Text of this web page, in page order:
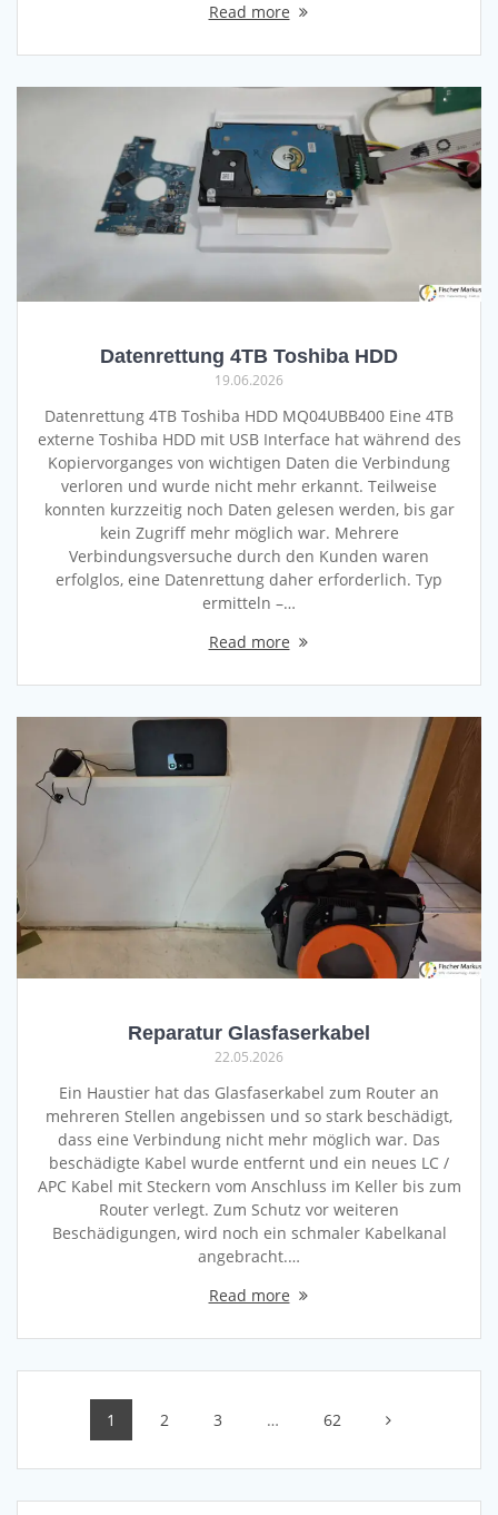
Read more
Datenrettung 4TB Toshiba HDD
19.06.2026
Datenrettung 4TB Toshiba HDD MQ04UBB400 Eine 4TB
externe Toshiba HDD mit USB Interface hat während des
Kopiervorganges von wichtigen Daten die Verbindung
verloren und wurde nicht mehr erkannt. Teilweise
konnten kurzzeitig noch Daten gelesen werden, bis gar
kein Zugriff mehr möglich war. Mehrere
Verbindungsversuche durch den Kunden waren
erfolglos, eine Datenrettung daher erforderlich. Typ
ermitteln –…
Read more
Reparatur Glasfaserkabel
22.05.2026
Ein Haustier hat das Glasfaserkabel zum Router an
mehreren Stellen angebissen und so stark beschädigt,
dass eine Verbindung nicht mehr möglich war. Das
beschädigte Kabel wurde entfernt und ein neues LC /
APC Kabel mit Steckern vom Anschluss im Keller bis zum
Router verlegt. Zum Schutz vor weiteren
Beschädigungen, wird noch ein schmaler Kabelkanal
angebracht.…
Read more
Posts
navigation
Page
1 Page
2 Page
3 … Page
62